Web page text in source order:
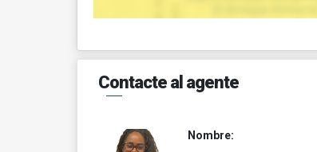
Contacte al agente
Nombre: